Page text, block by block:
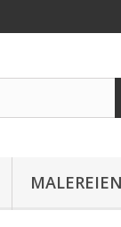
MALEREIEN